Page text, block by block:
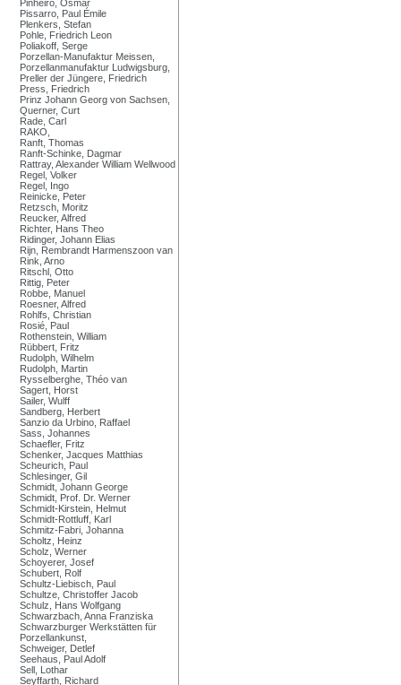
Pinheiro, Osmar
Pissarro, Paul Émile
Plenkers, Stefan
Pohle, Friedrich Leon
Poliakoff, Serge
Porzellan-Manufaktur Meissen,
Porzellanmanufaktur Ludwigsburg,
Preller der Jüngere, Friedrich
Press, Friedrich
Prinz Johann Georg von Sachsen,
Querner, Curt
Rade, Carl
RAKO,
Ranft, Thomas
Ranft-Schinke, Dagmar
Rattray, Alexander William Wellwood
Regel, Volker
Regel, Ingo
Reinicke, Peter
Retzsch, Moritz
Reucker, Alfred
Richter, Hans Theo
Ridinger, Johann Elias
Rijn, Rembrandt Harmenszoon van
Rink, Arno
Ritschl, Otto
Rittig, Peter
Robbe, Manuel
Roesner, Alfred
Rohlfs, Christian
Rosié, Paul
Rothenstein, William
Rübbert, Fritz
Rudolph, Wilhelm
Rudolph, Martin
Rysselberghe, Théo van
Sagert, Horst
Sailer, Wulff
Sandberg, Herbert
Sanzio da Urbino, Raffael
Sass, Johannes
Schaefler, Fritz
Schenker, Jacques Matthias
Scheurich, Paul
Schlesinger, Gil
Schmidt, Johann George
Schmidt, Prof. Dr. Werner
Schmidt-Kirstein, Helmut
Schmidt-Rottluff, Karl
Schmitz-Fabri, Johanna
Scholtz, Heinz
Scholz, Werner
Schoyerer, Josef
Schubert, Rolf
Schultz-Liebisch, Paul
Schultze, Christoffer Jacob
Schulz, Hans Wolfgang
Schwarzbach, Anna Franziska
Schwarzburger Werkstätten für
Porzellankunst,
Schweiger, Detlef
Seehaus, Paul Adolf
Sell, Lothar
Seyffarth, Richard